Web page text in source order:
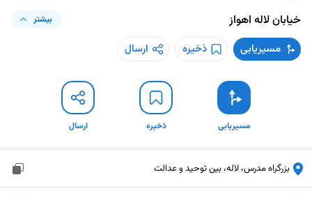
خیابان لاله اهواز بیشتر
مسیریابی ذخیره ارسال
مسیریابی ذخیره ارسال
بزرگراه مدرس، لاله، بین توحید و عدالت